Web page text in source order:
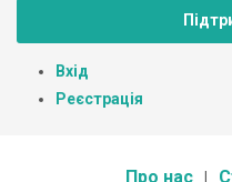
Вхід
Реєстрація
Про нас